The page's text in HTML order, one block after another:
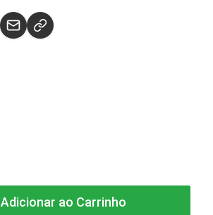
Adicionar ao Carrinho